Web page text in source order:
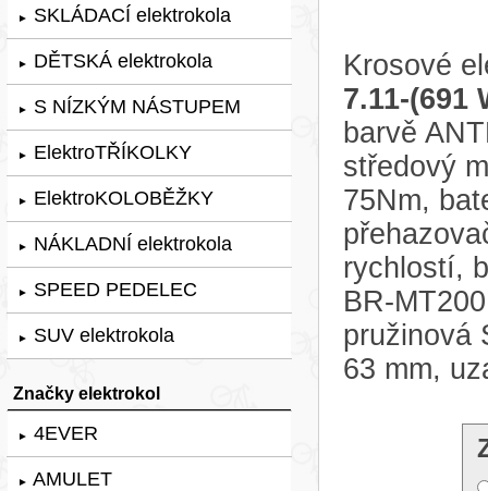
► SKLÁDACÍ elektrokola
► DĚTSKÁ elektrokola
► S NÍZKÝM NÁSTUPEM
► ElektroTŘÍKOLKY
► ElektroKOLOBĚŽKY
► NÁKLADNÍ elektrokola
► SPEED PEDELEC
► SUV elektrokola
Značky elektrokol
► 4EVER
► AMULET
Krosové
7.11-(691
barvě
středový
75Nm,
rychlostí,
BR-
pružinová
63 mm,